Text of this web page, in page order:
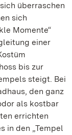
überraschen
sich
Momente“
einer
bis zur
steigt. Bei
den ganz
als kostbar
errichten
in den „Tempel